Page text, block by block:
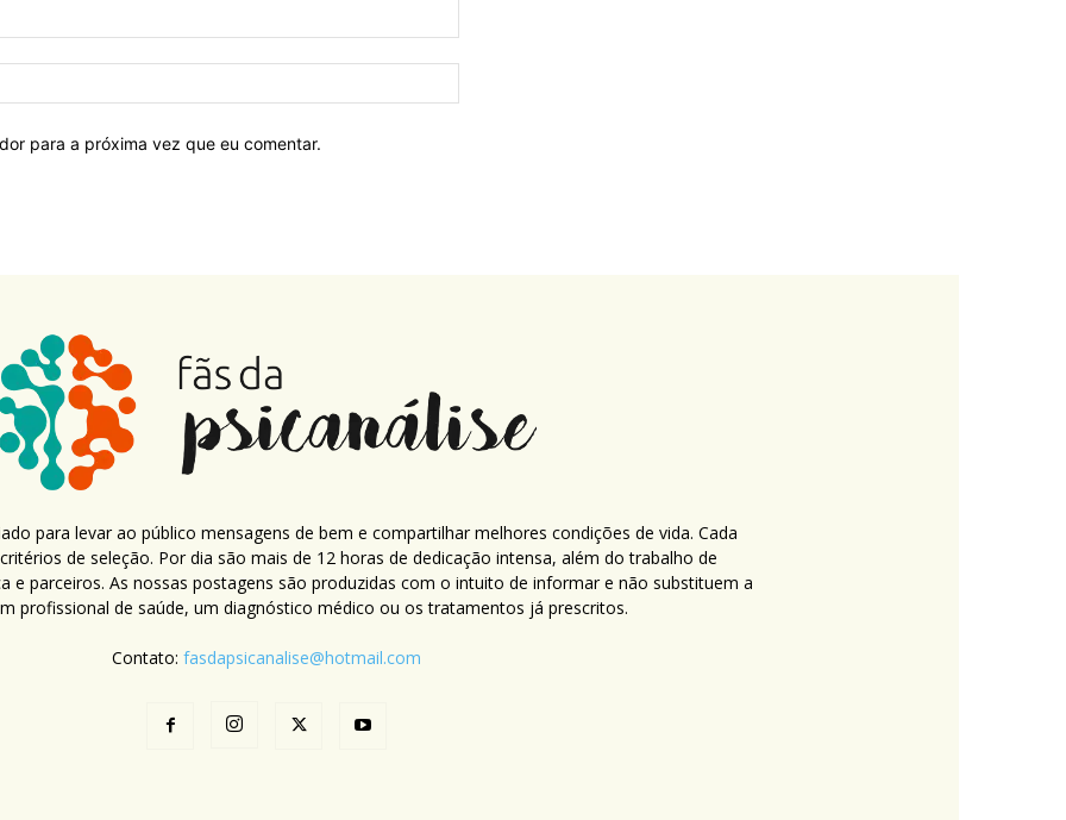
para a próxima vez que eu comentar.
para levar ao público mensagens de bem e compartilhar melhores condições de vida. Cada
de seleção. Por dia são mais de 12 horas de dedicação intensa, além do trabalho de
e parceiros. As nossas postagens são produzidas com o intuito de informar e não substituem a
profissional de saúde, um diagnóstico médico ou os tratamentos já prescritos.
Contato: fasdapsicanalise@hotmail.com